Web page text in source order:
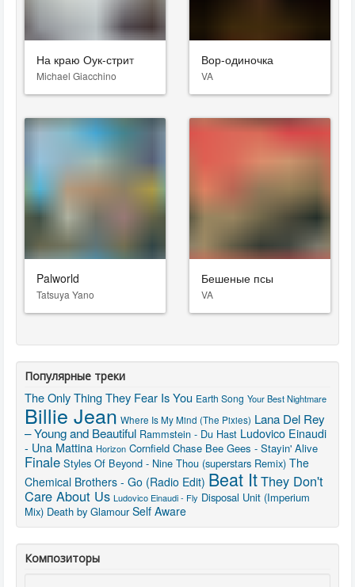
На краю Оук-стрит
Michael Giacchino
Вор-одиночка
VA
Palworld
Tatsuya Yano
Бешеные псы
VA
Популярные треки
The Only Thing They Fear Is You Earth Song Your Best Nightmare
Billie Jean Where Is My Mind (The Pixies) Lana Del Rey
– Young and Beautiful Rammstein - Du Hast Ludovico Einaudi
- Una Mattina Horizon Cornfield Chase Bee Gees - Stayin' Alive
Finale Styles Of Beyond - Nine Thou (superstars Remix) The
Chemical Brothers - Go (Radio Edit) Beat ItThey Don't
Care About Us Ludovico Einaudi - Fly Disposal Unit (Imperium
Mix) Death by Glamour Self Aware
Композиторы